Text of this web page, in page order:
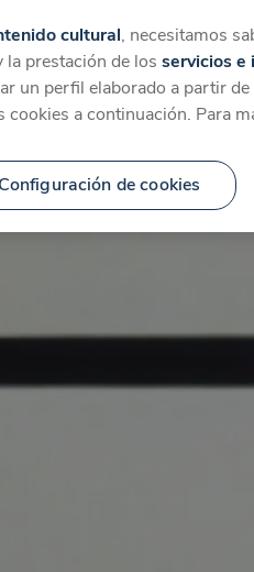
Categorías
cultural, necesitamos
prestación de los servicios e
un perfil elaborado a partir
cookies a continuación. Para
Configuración de cookies